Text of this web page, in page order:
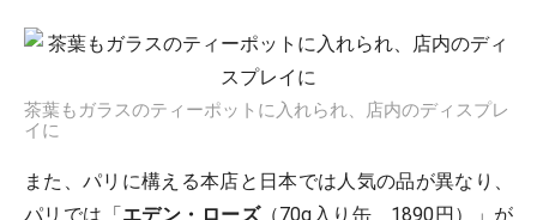
茶葉もガラスのティーポットに入れられ、店内のディスプレ
イに
また、パリに構える本店と日本では人気の品が異なり、
パリでは「 エデン・ローズ（70g入り缶 1890円）」が